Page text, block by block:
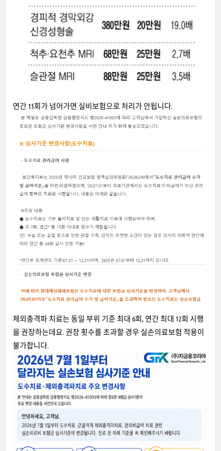
연간 15회가 넘어가면 실비보험으로 처리가 안됩니다.
체외충격파 치료는 동일 부위 기준 최대 6회, 연간 최대 12회 시행
을 권장하는데요. 권장 횟수를 초과할 경우 실손의료보험 적용이
불가합니다.